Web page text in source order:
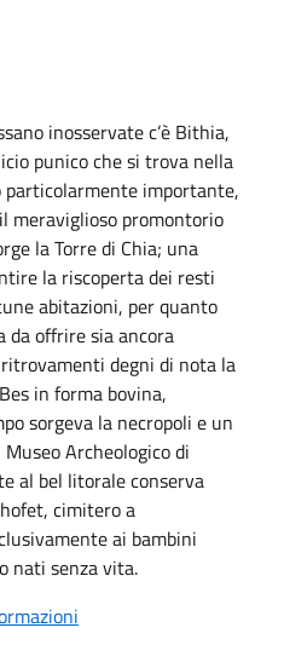
inosservate c’è Bithia,
punico che si trova nella
particolarmente importante,
meraviglioso promontorio
la Torre di Chia; una
la riscoperta dei resti
abitazioni, per quanto
da offrire sia ancora
degni di nota la
in forma bovina,
sorgeva la necropoli e un
Archeologico di
al bel litorale conserva
cimitero a
ai bambini
nati senza vita.